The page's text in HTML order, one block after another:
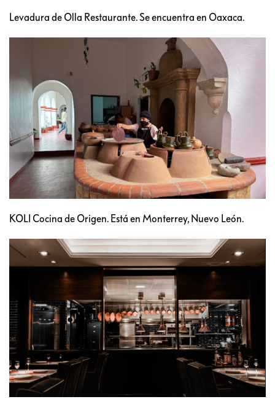
Levadura de Olla Restaurante. Se encuentra en Oaxaca.
KOLI Cocina de Origen. Está en Monterrey, Nuevo León.